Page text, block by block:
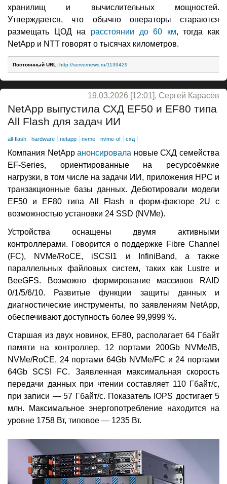
хранилищ и вычислительных мощностей.
Утверждается, что обычно операторы стараются
размещать ЦОД на расстоянии до 60 км, тогда как
NetApp и NTT говорят о тысячах километров.
Постоянный URL: http://servernews.ru/1139429
19.03.2026 [12:01], Сергей Карасёв
NetApp выпустила СХД EF50 и EF80 типа
All Flash для задач ИИ
all-flash hardware netapp nvme nvme-of схд
Компания NetAppанонсировала новые СХД семейства
EF-Series, ориентированные на ресурсоёмкие
нагрузки, в том числе на задачи ИИ, приложения HPC и
транзакционные базы данных. Дебютировали модели
EF50 и EF80 типа All Flash в форм-факторе 2U с
возможностью установки 24 SSD (NVMe).
Устройства оснащены двумя активными
контроллерами. Говорится о поддержке Fibre Channel
(FC), NVMe/RoCE, iSCSI1 и InfiniBand, а также
параллельных файловых систем, таких как Lustre и
BeeGFS. Возможно формирование массивов RAID
0/1/5/6/10. Развитые функции защиты данных и
диагностические инструменты, по заявлениям NetApp,
обеспечивают доступность более 99,9999 %.
Старшая из двух новинок, EF80, располагает 64 Гбайт
памяти на контроллер, 12 портами 200Gb NVMe/IB,
NVMe/RoCE, 24 портами 64Gb NVMe/FC и 24 портами
64Gb SCSI FC. Заявленная максимальная скорость
передачи данных при чтении составляет 110 Гбайт/с,
при записи — 57 Гбайт/с. Показатель IOPS достигает 5
млн. Максимальное энергопотребление находится на
уровне 1758 Вт, типовое — 1235 Вт.